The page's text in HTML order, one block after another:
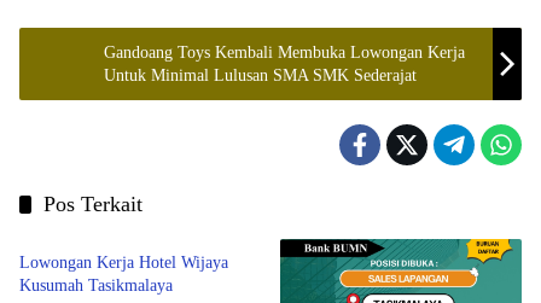
Gandoang Toys Kembali Membuka Lowongan Kerja
Untuk Minimal Lulusan SMA SMK Sederajat
Pos Terkait
LOWONGAN KERJA
Lowongan Kerja Hotel Wijaya
Kusumah Tasikmalaya